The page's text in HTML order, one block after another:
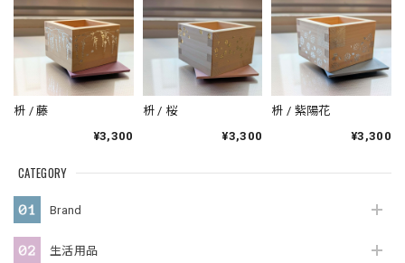
CATEGORY
Brand
生活用品
枡 / 藤
¥3,300
枡 / 桜
¥3,300
枡 / 紫陽花
¥3,300